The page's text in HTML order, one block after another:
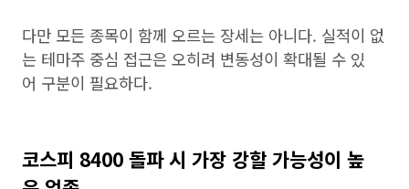
다만 모든 종목이 함께 오르는 장세는 아니다. 실적이 없
는 테마주 중심 접근은 오히려 변동성이 확대될 수 있
어 구분이 필요하다.
코스피 8400 돌파 시 가장 강할 가능성이 높